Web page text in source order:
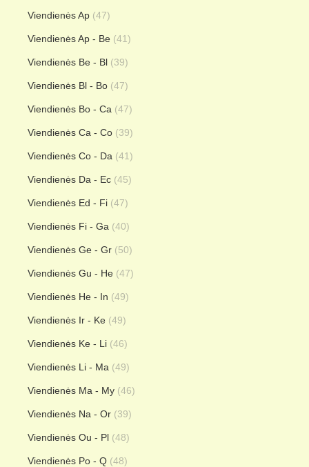
Viendienės Ap (47)
Viendienės Ap - Be (41)
Viendienės Be - Bl (39)
Viendienės Bl - Bo (47)
Viendienės Bo - Ca (47)
Viendienės Ca - Co (39)
Viendienės Co - Da (41)
Viendienės Da - Ec (45)
Viendienės Ed - Fi (47)
Viendienės Fi - Ga (40)
Viendienės Ge - Gr (50)
Viendienės Gu - He (47)
Viendienės He - In (49)
Viendienės Ir - Ke (49)
Viendienės Ke - Li (46)
Viendienės Li - Ma (49)
Viendienės Ma - My (46)
Viendienės Na - Or (39)
Viendienės Ou - Pl (48)
Viendienės Po - Q (48)